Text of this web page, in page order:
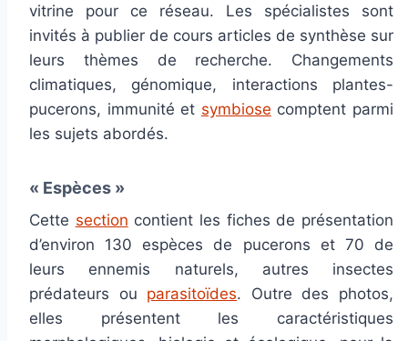
vitrine pour ce réseau. Les spécialistes sont
invités à publier de cours articles de synthèse sur
leurs thèmes de recherche. Changements
climatiques, génomique, interactions plantes-
pucerons, immunité et symbiose comptent parmi
les sujets abordés.
« Espèces »
Cette section contient les fiches de présentation
d’environ 130 espèces de pucerons et 70 de
leurs ennemis naturels, autres insectes
prédateurs ou parasitoïdes. Outre des photos,
elles présentent les caractéristiques